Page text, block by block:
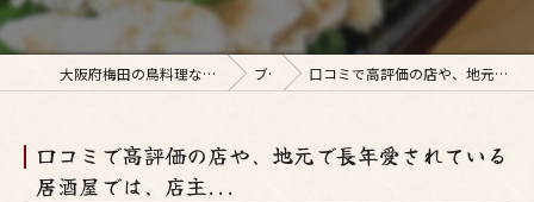
大阪府梅田の鳥料理なら釜焼鳥本舗おやひなや 梅田店 ブログ 口コミで高評価の店や、地元で長年愛されている居酒屋では、店主...
口コミで高評価の店や、地元で長年愛されている
居酒屋では、店主...